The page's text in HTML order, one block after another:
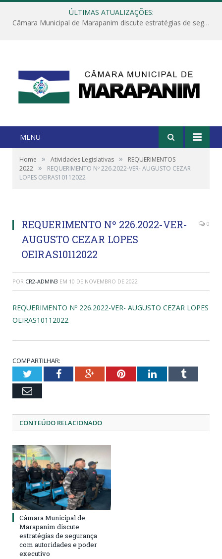
ÚLTIMAS ATUALIZAÇÕES:
Câmara Municipal de Marapanim discute estratégias de segurança com autoridades e poder executivo
MENU
Home » Atividades Legislativas »
REQUERIMENTOS
2022 »
REQUERIMENTO Nº 226.2022-VER- AUGUSTO CEZAR
LOPES OEIRAS10112022
REQUERIMENTO Nº 226.2022-VER-
AUGUSTO CEZAR LOPES
OEIRAS10112022
0
POR CR2-ADMIN3 EM 10 DE NOVEMBRO DE 2022
REQUERIMENTO Nº 226.2022-VER- AUGUSTO CEZAR LOPES
OEIRAS10112022
COMPARTILHAR:
TwitterFacebookGoogle+PinterestLinkedInTumblr
Email
CONTEÚDO RELACIONADO
Câmara Municipal de
Marapanim discute
estratégias de segurança
com autoridades e poder
executivo